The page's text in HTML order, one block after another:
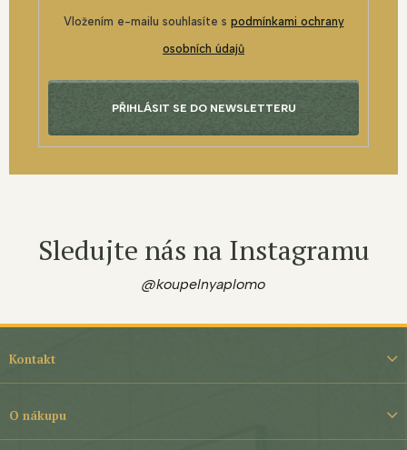
Vložením e-mailu souhlasíte s podmínkami ochrany
osobních údajů
PŘIHLÁSIT SE DO NEWSLETTERU
Sledujte nás na Instagramu
@koupelnyaplomo
í
Kontakt
O nákupu